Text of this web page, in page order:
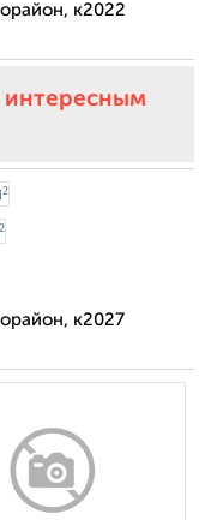
к2022
интересным
к2027